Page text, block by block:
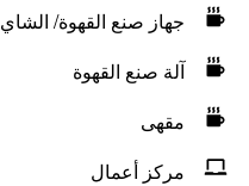
جهاز صنع القهوة/ الشاي
آلة صنع القهوة
مقهى
مركز أعمال